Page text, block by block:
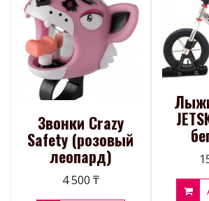
Звонки Crazy
Safety (розовый
леопард)
4 500 ₸